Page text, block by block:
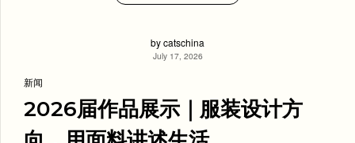
by catschina
July 17, 2026
新闻
2026届作品展示｜服装设计方